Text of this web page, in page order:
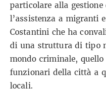
particolare alla
l’assistenza a migranti
Costantini che ha
di una struttura di tipo
mondo criminale,
funzionari della città a
locali.